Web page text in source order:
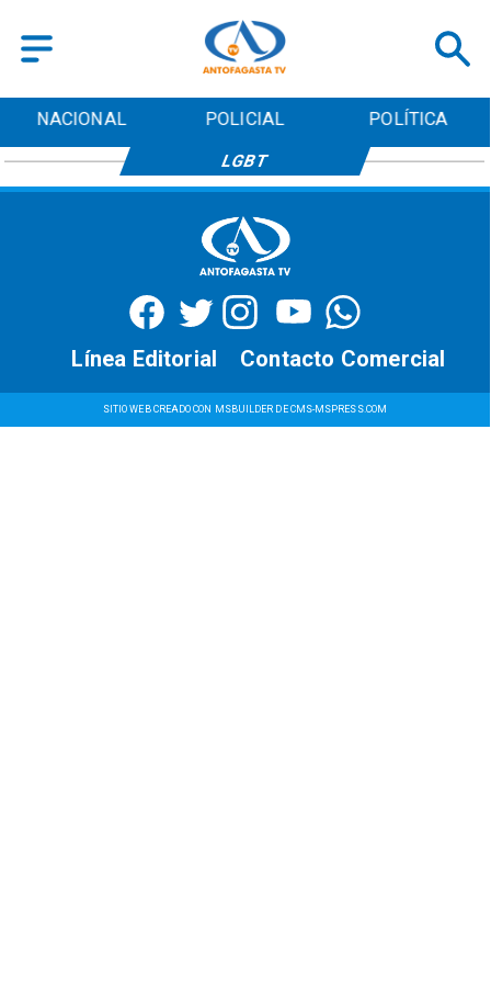
NACIONAL POLICIAL POLÍTICA
LGBT
SITIO WEB CREADO CON MSBUILDER DE CMS-MSPRESS.COM
Contacto Comercial
Línea Editorial